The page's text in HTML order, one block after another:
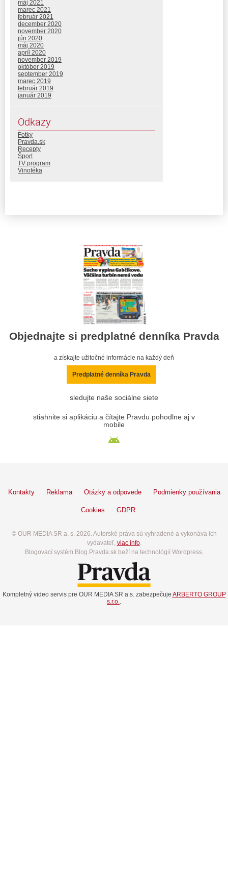
máj 2021
marec 2021
február 2021
december 2020
november 2020
jún 2020
máj 2020
apríl 2020
november 2019
október 2019
september 2019
marec 2019
február 2019
január 2019
Odkazy
Fotky
Pravda.sk
Recepty
Šport
TV program
Vinotéka
Objednajte si predplatné denníka Pravda
a získajte užitočné informácie na každý deň
Predplatné denníka Pravda
sledujte naše sociálne siete
stiahnite si aplikáciu a čítajte Pravdu pohodlne aj v
mobile
Kontakty Reklama Otázky a odpovede Podmienky používania
Cookies GDPR
© OUR MEDIA SR a. s. 2026. Autorské práva sú vyhradené a vykonáva ich
vydavateľ, viac info.
Blogovací systém Blog.Pravda.sk beží na technológií Wordpress.
Kompletný video servis pre OUR MEDIA SR a.s. zabezpečuje ARBERTO GROUP
s.r.o..